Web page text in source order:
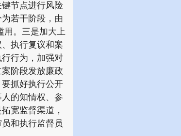
节点进行风险
若干阶段，由
用。三是加大上
执行复议和案
行为，加强对
阶段发放廉政
抓好执行公开
的知情权、参
宽监督渠道，
和执行监督员